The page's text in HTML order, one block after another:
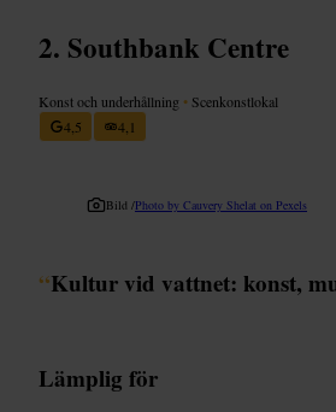
Southbank Centre
Konst och underhållning • Scenkonstlokal
4,5
4,1
Bild /Photo by Cauvery Shelat on Pexels
“Kultur vid vattnet: konst,
Lämplig för